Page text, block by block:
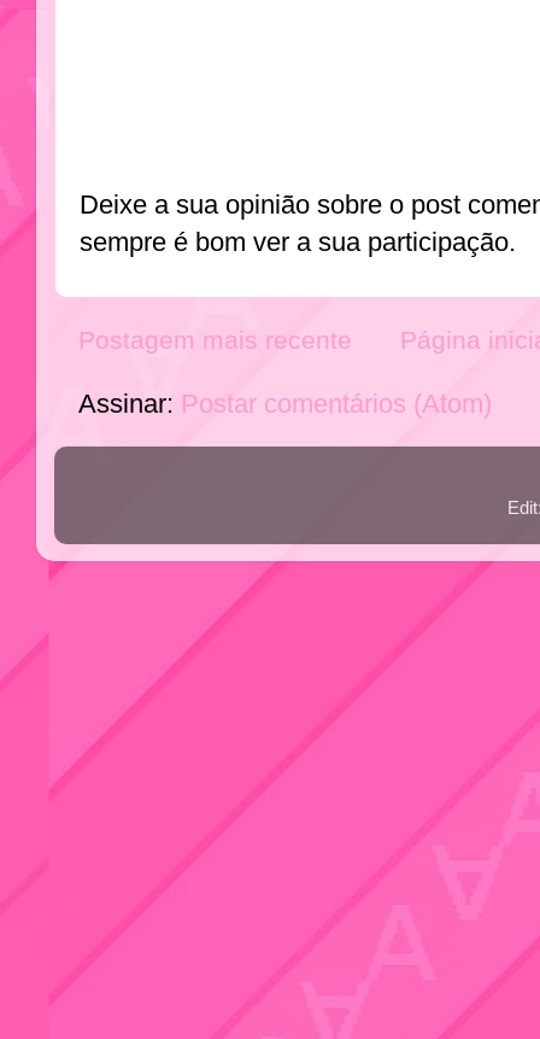
Deixe a sua opinião sobre o post
sempre é bom ver a sua participação.
Postagem mais recente Página
Assinar: Postar comentários (Atom)